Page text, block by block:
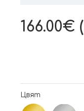
166.00€
Цвят